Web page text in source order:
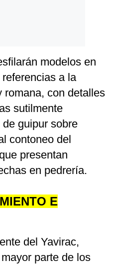
modelos en
a la
romana, con detalles
sutilmente
guipur sobre
contoneo del
presentan
en pedrería.
E
del Yavirac,
parte de los